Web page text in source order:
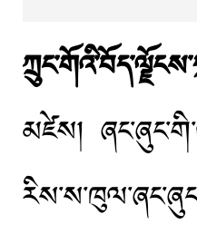
མཛེས།